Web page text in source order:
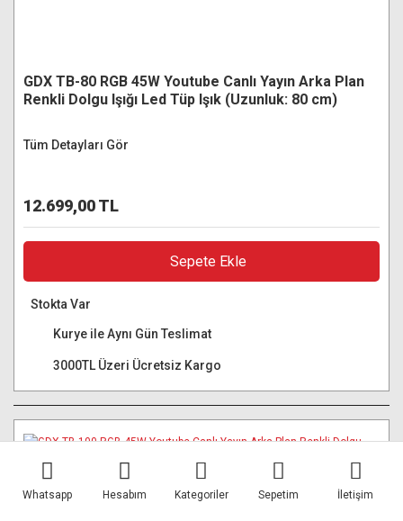
GDX TB-80 RGB 45W Youtube Canlı Yayın Arka Plan
Renkli Dolgu Işığı Led Tüp Işık (Uzunluk: 80 cm)
Tüm Detayları Gör
12.699,00 TL
Sepete Ekle
Stokta Var
Kurye ile Aynı Gün Teslimat
3000TL Üzeri Ücretsiz Kargo
Whatsapp Hesabım Kategoriler Sepetim İletişim